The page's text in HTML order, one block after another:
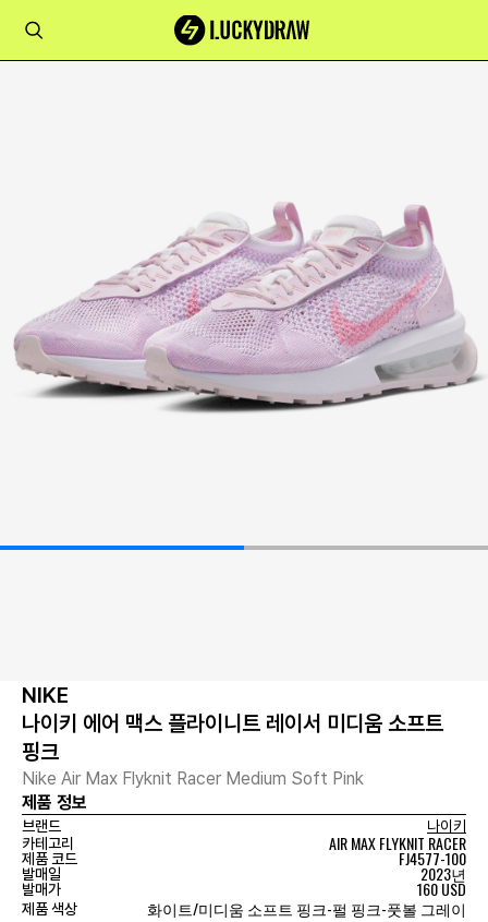
NIKE
나이키 에어 맥스 플라이니트 레이서 미디움 소프트
핑크
Nike Air Max Flyknit Racer Medium Soft Pink
제품 정보
브랜드
나이키
카테고리
AIR MAX FLYKNIT RACER
제품 코드 FJ4577-100
발매일 2023년
발매가 160 USD
제품 색상 화이트/미디움 소프트 핑크-펄 핑크-풋볼 그레이